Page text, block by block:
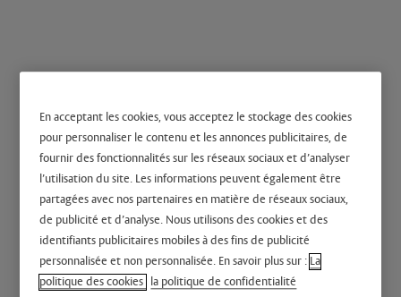
Cédric Reicher,
Responsable national
prescription Portafeu
Découvrez Cédric Reicher, son parcours et ses
En acceptant les cookies, vous acceptez le stockage des cookies
pour personnaliser le contenu et les annonces publicitaires, de
fournir des fonctionnalités sur les réseaux sociaux et d’analyser
l’utilisation du site. Les informations peuvent également être
partagées avec nos partenaires en matière de réseaux sociaux,
de publicité et d’analyse. Nous utilisons des cookies et des
identifiants publicitaires mobiles à des fins de publicité
personnalisée et non personnalisée. En savoir plus sur : La
politique des cookies la politique de confidentialité